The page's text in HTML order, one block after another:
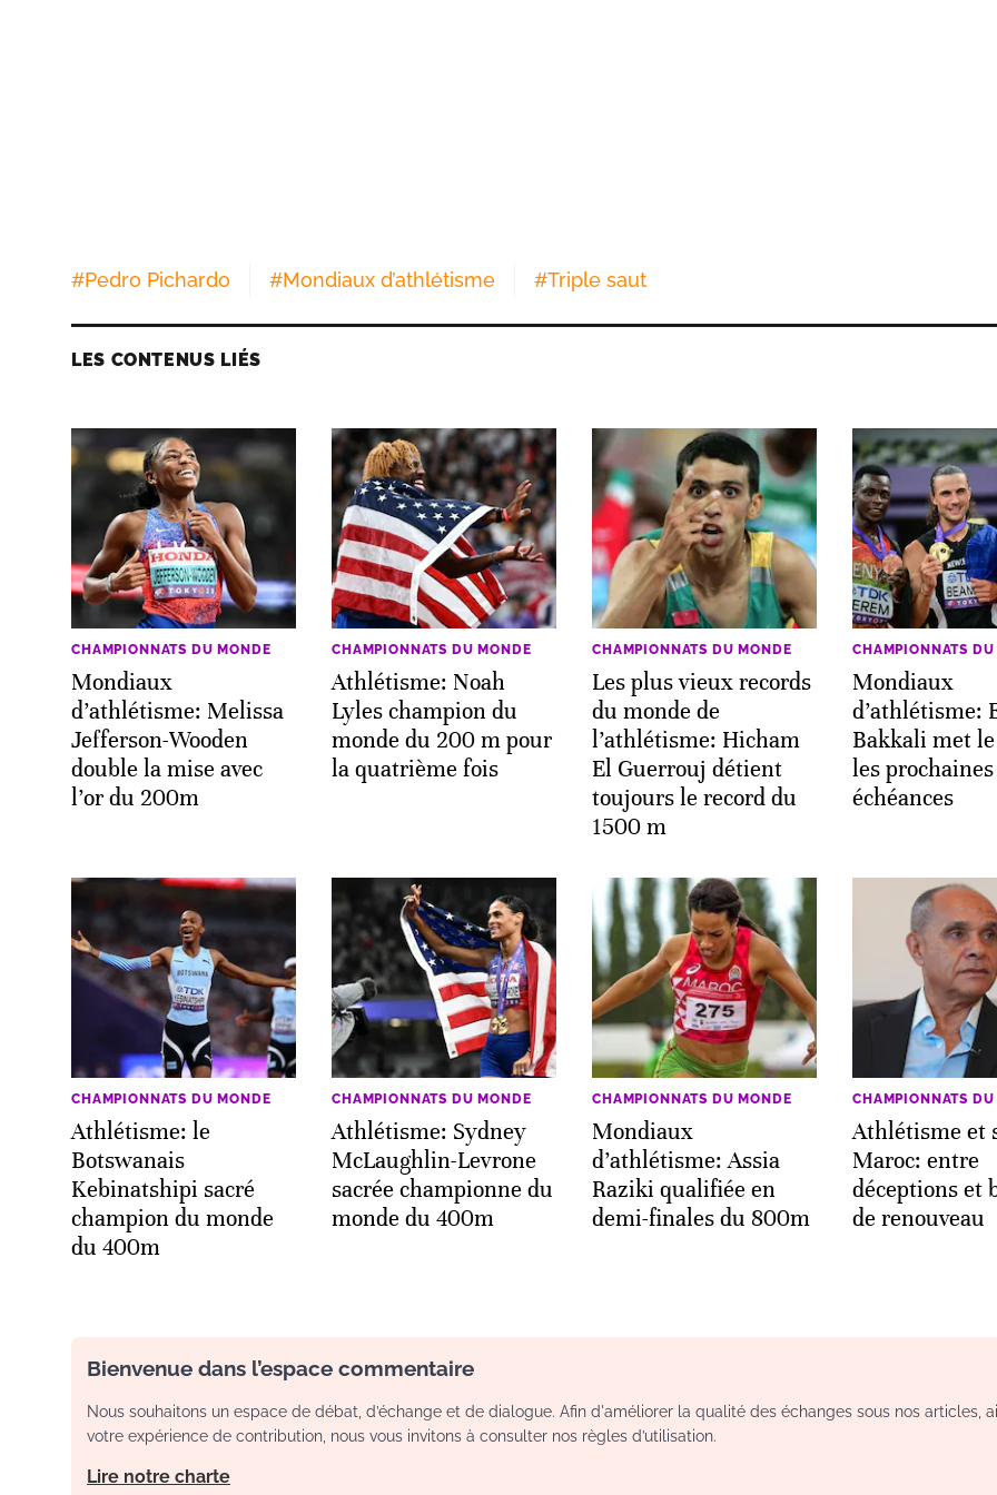
#Pedro Pichardo #Mondiaux d’athlétisme #Triple saut
LES CONTENUS LIÉS
CHAMPIONNATS DU MONDE
Mondiaux
d’athlétisme: Melissa
Jefferson-Wooden
double la mise avec
l’or du 200m
CHAMPIONNATS DU MONDE
Athlétisme: Noah
Lyles champion du
monde du 200 m pour
la quatrième fois
CHAMPIONNATS DU MONDE
Les plus vieux records
du monde de
l’athlétisme: Hicham
El Guerrouj détient
toujours le record du
1500 m
CHAMPIONNATS
Mondiaux
d’athlétisme:
Bakkali met
les prochaines
échéances
CHAMPIONNATS DU MONDE
Athlétisme: le
Botswanais
Kebinatshipi sacré
champion du monde
du 400m
CHAMPIONNATS DU MONDE
Athlétisme: Sydney
McLaughlin-Levrone
sacrée championne du
monde du 400m
CHAMPIONNATS DU MONDE
Mondiaux
d’athlétisme: Assia
Raziki qualifiée en
demi-finales du 800m
CHAMPIONNATS
Athlétisme et
Maroc: entre
déceptions et
de renouveau
Bienvenue dans l’espace commentaire
Nous souhaitons un espace de débat, d’échange et de dialogue. Afin d'améliorer la qualité des échanges sous nos articles,
votre expérience de contribution, nous vous invitons à consulter nos règles d’utilisation.
Lire notre charte